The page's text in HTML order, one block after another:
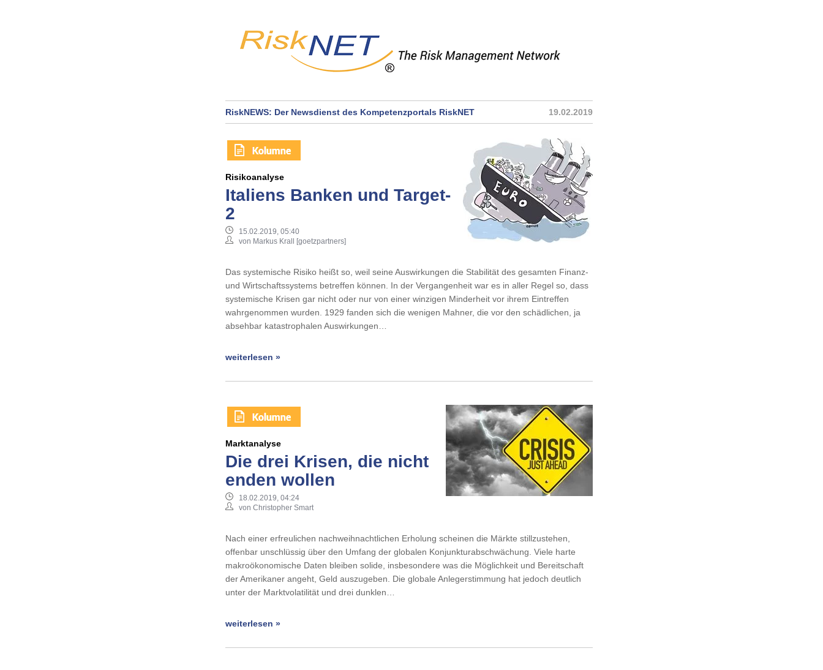
RiskNEWS: Der Newsdienst des Kompetenzportals RiskNET 19.02.2019
Risikoanalyse
Italiens Banken und Target-
2
15.02.2019, 05:40
von Markus Krall [goetzpartners]
Das systemische Risiko heißt so, weil seine Auswirkungen die Stabilität des gesamten Finanz-
und Wirtschaftssystems betreffen können. In der Vergangenheit war es in aller Regel so, dass
systemische Krisen gar nicht oder nur von einer winzigen Minderheit vor ihrem Eintreffen
wahrgenommen wurden. 1929 fanden sich die wenigen Mahner, die vor den schädlichen, ja
absehbar katastrophalen Auswirkungen…
weiterlesen »
Marktanalyse
Die drei Krisen, die nicht
enden wollen
18.02.2019, 04:24
von Christopher Smart
Nach einer erfreulichen nachweihnachtlichen Erholung scheinen die Märkte stillzustehen,
offenbar unschlüssig über den Umfang der globalen Konjunkturabschwächung. Viele harte
makroökonomische Daten bleiben solide, insbesondere was die Möglichkeit und Bereitschaft
der Amerikaner angeht, Geld auszugeben. Die globale Anlegerstimmung hat jedoch deutlich
unter der Marktvolatilität und drei dunklen…
weiterlesen »